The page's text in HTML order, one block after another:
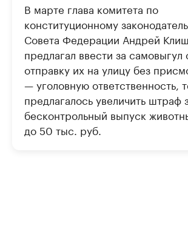
В марте глава комитета по
конституционному
Совета Федерации Андрей
предлагал ввести за
отправку их на улицу без
— уголовную ответственность,
предлагалось увеличить штраф
бесконтрольный выпуск
до 50 тыс. руб.